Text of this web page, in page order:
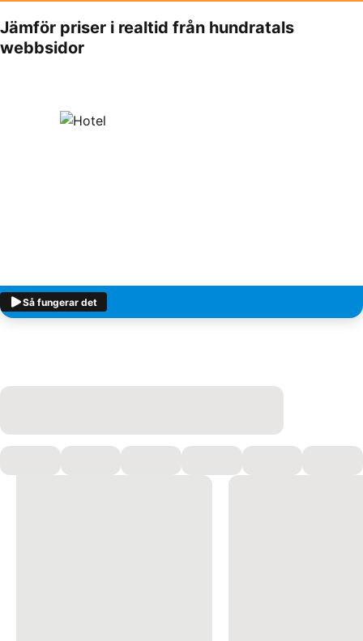
Jämför priser i realtid från hundratals
webbsidor
Så fungerar det